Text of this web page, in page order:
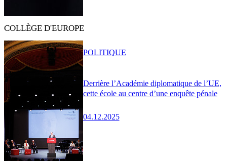
COLLÈGE D'EUROPE
Derrière l’Académie diplomatique de l’UE,
cette école au centre d’une enquête pénale
04.12.2025
POLITIQUE